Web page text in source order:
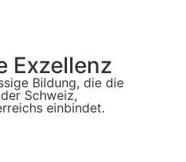
Exzellenz
Bildung, die die
Schweiz,
einbindet.